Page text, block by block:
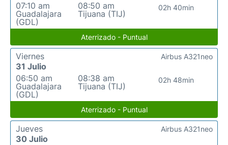
07:10 am
Guadalajara
(GDL)
08:50 am
Tijuana (TIJ)
02h 40min
Aterrizado - Puntual
Viernes
31 Julio
06:50 am
Guadalajara
(GDL)
08:38 am
Tijuana (TIJ)
02h 48min
Airbus A321neo
Aterrizado - Puntual
Jueves
30 Julio
Airbus A321neo